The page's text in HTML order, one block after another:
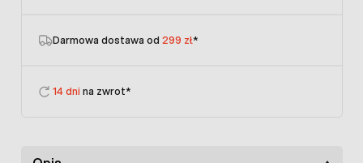
Darmowa dostawa od 299 zł*
14 dni na zwrot*